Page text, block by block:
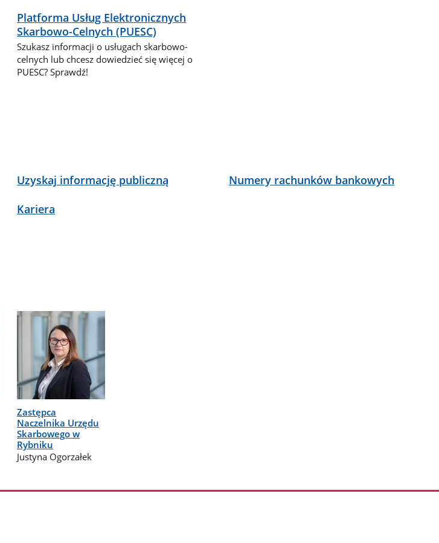
Platforma Usług Elektronicznych
Skarbowo-Celnych (PUESC)
Szukasz informacji o usługach skarbowo-
celnych lub chcesz dowiedzieć się więcej o
PUESC? Sprawdź!
Uzyskaj informację publiczną Numery rachunków bankowych
Kariera
Zastępca
Naczelnika Urzędu
Skarbowego w
Rybniku
Justyna Ogorzałek